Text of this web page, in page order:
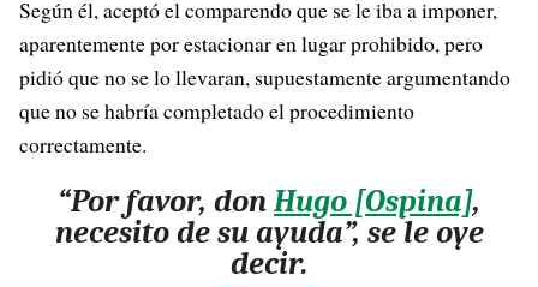
Según él, aceptó el comparendo que se le iba a imponer,
aparentemente por estacionar en lugar prohibido, pero
pidió que no se lo llevaran, supuestamente argumentando
que no se habría completado el procedimiento
correctamente.
“Por favor, donHugo [Ospina],
necesito de su ayuda”, se le oye
decir.